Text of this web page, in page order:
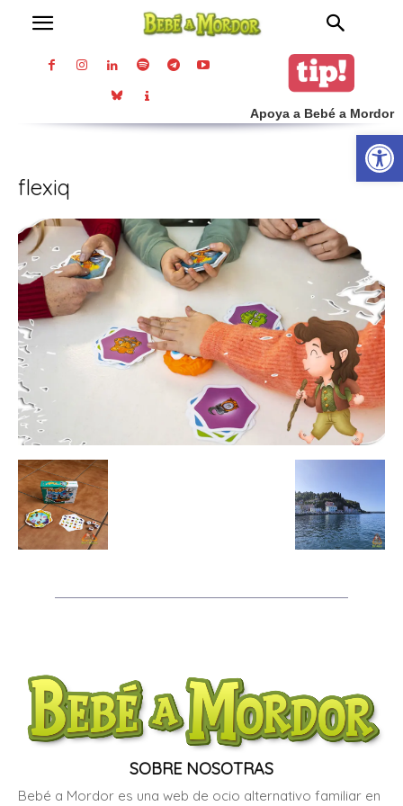
Apoya a Bebé a Mordor
flexiq
SOBRE NOSOTRAS
Bebé a Mordor es una web de ocio alternativo familiar en